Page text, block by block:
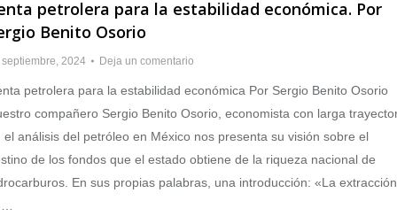
petrolera para la estabilidad económica. Por
Benito Osorio
2024 Deja un comentario
petrolera para la estabilidad económica Por Sergio Benito Osorio
compañero Sergio Benito Osorio, economista con larga
el análisis del petróleo en México nos presenta su visión sobre el
de los fondos que el estado obtiene de la riqueza nacional de
En sus propias palabras, una introducción: «La extracción